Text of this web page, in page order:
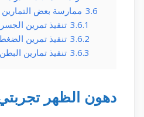
3.6 ممارسة بعض التمارين
3.6.1 تنفيذ تمرين
3.6.2 تنفيذ تمرين
3.6.3 تنفيذ تمارين
دهون الظهر